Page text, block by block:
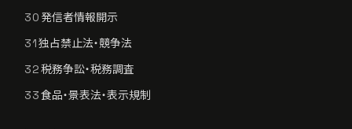
30 発信者情報開示
31独占禁止法・競争法
32税務争訟・税務調査
33食品・景表法・表示規制